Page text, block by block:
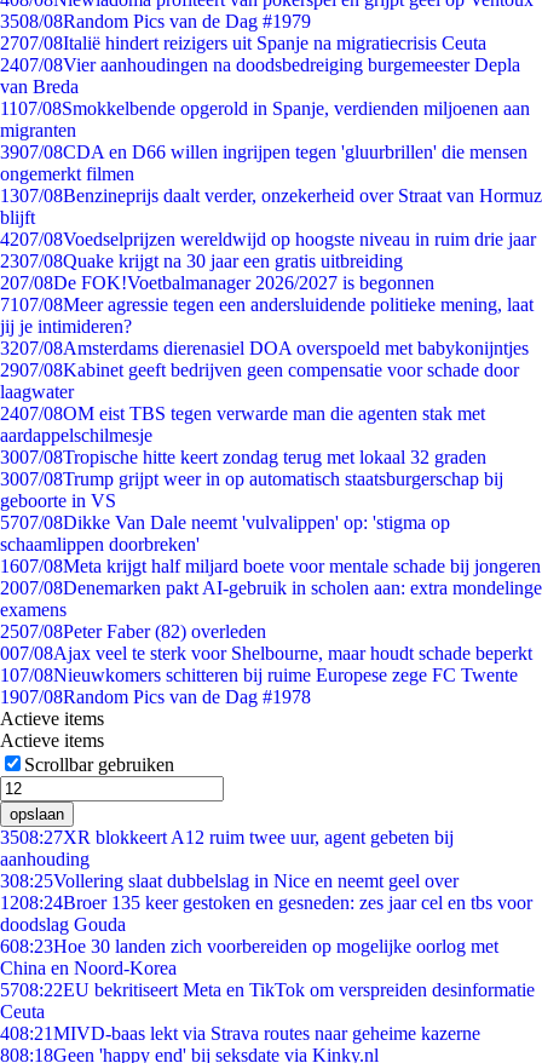
3508/08Random Pics van de Dag #1979
2707/08Italië hindert reizigers uit Spanje na migratiecrisis Ceuta
2407/08Vier aanhoudingen na doodsbedreiging burgemeester Depla
van Breda
1107/08Smokkelbende opgerold in Spanje, verdienden miljoenen aan
migranten
3907/08CDA en D66 willen ingrijpen tegen 'gluurbrillen' die mensen
ongemerkt filmen
1307/08Benzineprijs daalt verder, onzekerheid over Straat van Hormuz
blijft
4207/08Voedselprijzen wereldwijd op hoogste niveau in ruim drie jaar
2307/08Quake krijgt na 30 jaar een gratis uitbreiding
207/08De FOK!Voetbalmanager 2026/2027 is begonnen
7107/08Meer agressie tegen een andersluidende politieke mening, laat
jij je intimideren?
3207/08Amsterdams dierenasiel DOA overspoeld met babykonijntjes
2907/08Kabinet geeft bedrijven geen compensatie voor schade door
laagwater
2407/08OM eist TBS tegen verwarde man die agenten stak met
aardappelschilmesje
3007/08Tropische hitte keert zondag terug met lokaal 32 graden
3007/08Trump grijpt weer in op automatisch staatsburgerschap bij
geboorte in VS
5707/08Dikke Van Dale neemt 'vulvalippen' op: 'stigma op
schaamlippen doorbreken'
1607/08Meta krijgt half miljard boete voor mentale schade bij jongeren
2007/08Denemarken pakt AI-gebruik in scholen aan: extra mondelinge
examens
2507/08Peter Faber (82) overleden
007/08Ajax veel te sterk voor Shelbourne, maar houdt schade beperkt
107/08Nieuwkomers schitteren bij ruime Europese zege FC Twente
1907/08Random Pics van de Dag #1978
Actieve items
Actieve items
Scrollbar gebruiken
opslaan
3508:27XR blokkeert A12 ruim twee uur, agent gebeten bij
aanhouding
308:25Vollering slaat dubbelslag in Nice en neemt geel over
1208:24Broer 135 keer gestoken en gesneden: zes jaar cel en tbs voor
doodslag Gouda
608:23Hoe 30 landen zich voorbereiden op mogelijke oorlog met
China en Noord-Korea
5708:22EU bekritiseert Meta en TikTok om verspreiden desinformatie
Ceuta
408:21MIVD-baas lekt via Strava routes naar geheime kazerne
808:18Geen 'happy end' bij seksdate via Kinky.nl